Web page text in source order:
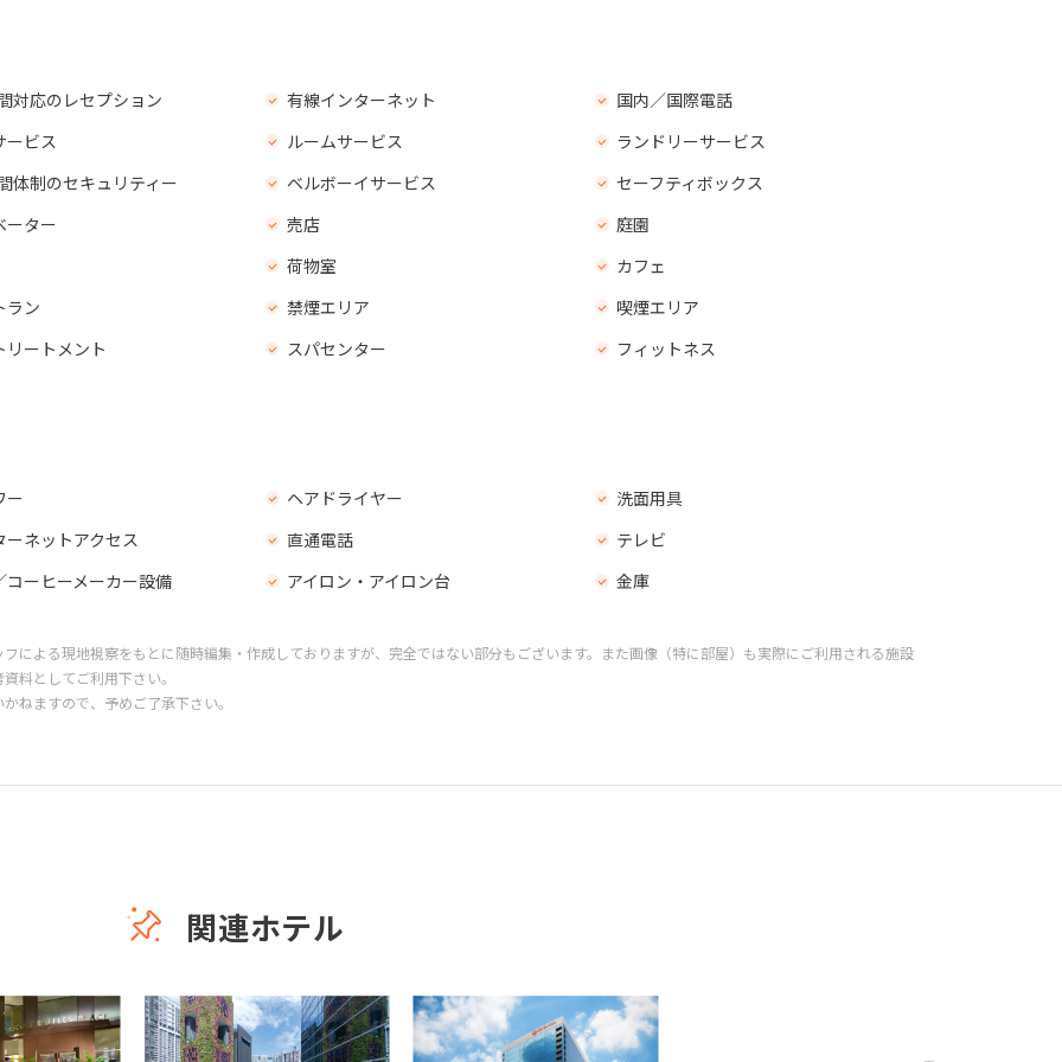
対応のレセプション 有線インターネット
国内／国際電話
ービス
ルームサービス
ランドリーサービス
体制のセキュリティー
ベルボーイサービス
セーフティボックス
ーター
売店
庭園
荷物室
カフェ
ラン
禁煙エリア
喫煙エリア
リートメント
スパセンター フィットネス
ー ヘアドライヤー
洗面用具
ーネットアクセス
直通電話
テレビ
コーヒーメーカー設備
アイロン・アイロン台 金庫
による現地視察をもとに随時編集・作成しておりますが、完全ではない部分もございます。また画像（特に部屋）も実際にご利用される施設
料としてご利用下さい。
ねますので、予めご了承下さい。
関連ホテル